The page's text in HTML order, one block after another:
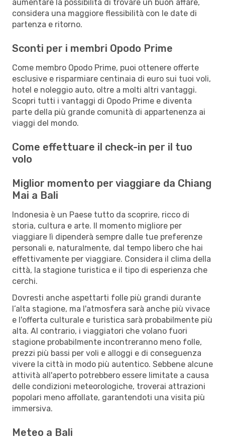
aumentare la possibilità di trovare un buon affare,
considera una maggiore flessibilità con le date di
partenza e ritorno.
Sconti per i membri Opodo Prime
Come membro Opodo Prime, puoi ottenere offerte
esclusive e risparmiare centinaia di euro sui tuoi voli,
hotel e noleggio auto, oltre a molti altri vantaggi.
Scopri tutti i vantaggi di Opodo Prime e diventa
parte della più grande comunità di appartenenza ai
viaggi del mondo.
Come effettuare il check-in per il tuo
volo
Miglior momento per viaggiare da Chiang
Mai a Bali
Indonesia è un Paese tutto da scoprire, ricco di
storia, cultura e arte. Il momento migliore per
viaggiare lì dipenderà sempre dalle tue preferenze
personali e, naturalmente, dal tempo libero che hai
effettivamente per viaggiare. Considera il clima della
città, la stagione turistica e il tipo di esperienza che
cerchi.
Dovresti anche aspettarti folle più grandi durante
l’alta stagione, ma l'atmosfera sarà anche più vivace
e l'offerta culturale e turistica sarà probabilmente più
alta. Al contrario, i viaggiatori che volano fuori
stagione probabilmente incontreranno meno folle,
prezzi più bassi per voli e alloggi e di conseguenza
vivere la città in modo più autentico. Sebbene alcune
attività all'aperto potrebbero essere limitate a causa
delle condizioni meteorologiche, troverai attrazioni
popolari meno affollate, garantendoti una visita più
immersiva.
Meteo a Bali